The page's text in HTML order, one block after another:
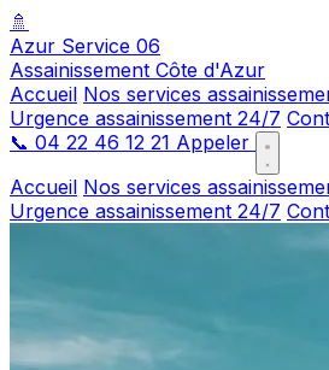
🚿
Azur Service 06
Assainissement Côte d'Azur
Accueil Nos services
Urgence assainissement 24/7
📞 04 22 46 12 21 Appeler
Accueil Nos services
Urgence assainissement 24/7